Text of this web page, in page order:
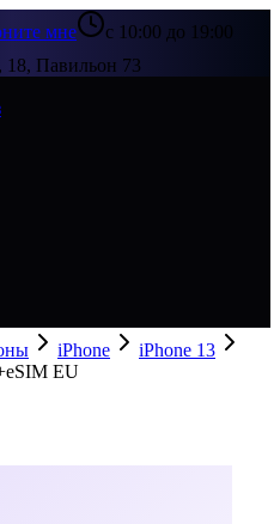
мне
с 10:00 до 19:00
18, Павильон 73
iPhone
iPhone 13
EU